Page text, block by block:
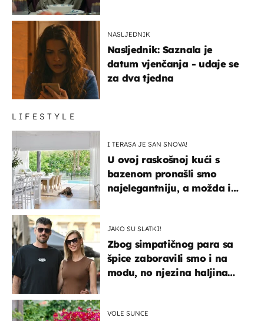
NASLJEDNIK
Nasljednik: Saznala je
datum vjenčanja - udaje se
za dva tjedna
LIFESTYLE
I TERASA JE SAN SNOVA!
U ovoj raskošnoj kući s
bazenom pronašli smo
najelegantniju, a možda i
JAKO SU SLATKI!
Zbog simpatičnog para sa
špice zaboravili smo i na
modu, no njezina haljina
VOLE SUNCE